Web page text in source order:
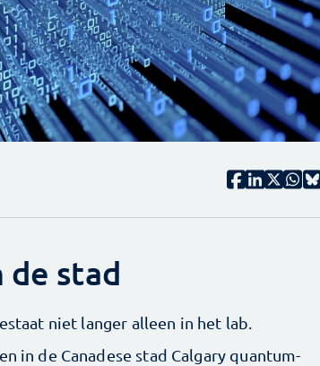
stad
niet langer alleen in het lab.
in de Canadese stad Calgary quantum-